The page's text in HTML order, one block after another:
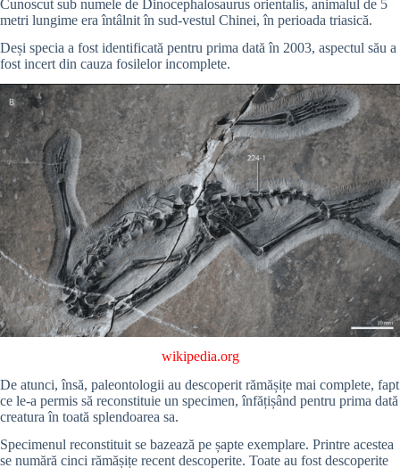
Cunoscut sub numele de Dinocephalosaurus orientalis, animalul de 5
metri lungime era întâlnit în sud-vestul Chinei, în perioada triasică.
Deși specia a fost identificată pentru prima dată în 2003, aspectul său a
fost incert din cauza fosilelor incomplete.
wikipedia.org
De atunci, însă, paleontologii au descoperit rămășițe mai complete, fapt
ce le-a permis să reconstituie un specimen, înfățișând pentru prima dată
creatura în toată splendoarea sa.
Specimenul reconstituit se bazează pe șapte exemplare. Printre acestea
se numără cinci rămășițe recent descoperite. Toate au fost descoperite